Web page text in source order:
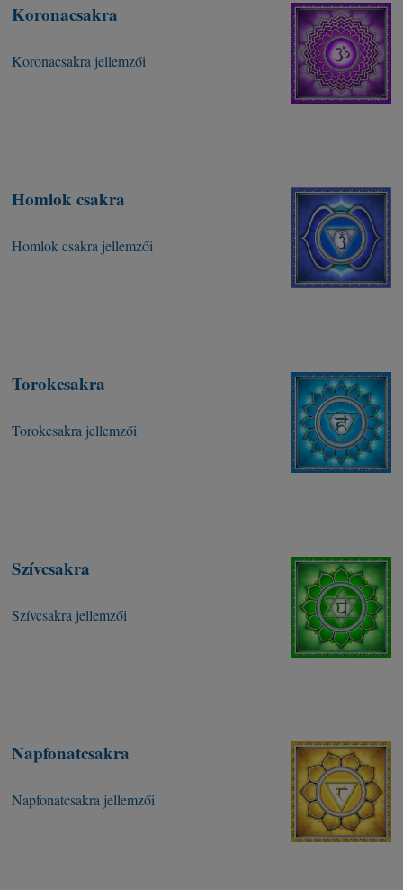
Koronacsakra
Koronacsakra jellemzői
Homlok csakra
Homlok csakra jellemzői
Torokcsakra
Torokcsakra jellemzői
Szívcsakra
Szívcsakra jellemzői
Napfonatcsakra
Napfonatcsakra jellemzői